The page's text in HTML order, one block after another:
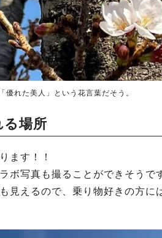
優れた美人」という花言葉だそう。
る場所
ます！！
ボ写真も撮ることができそうで
見えるので、乗り物好きの方に